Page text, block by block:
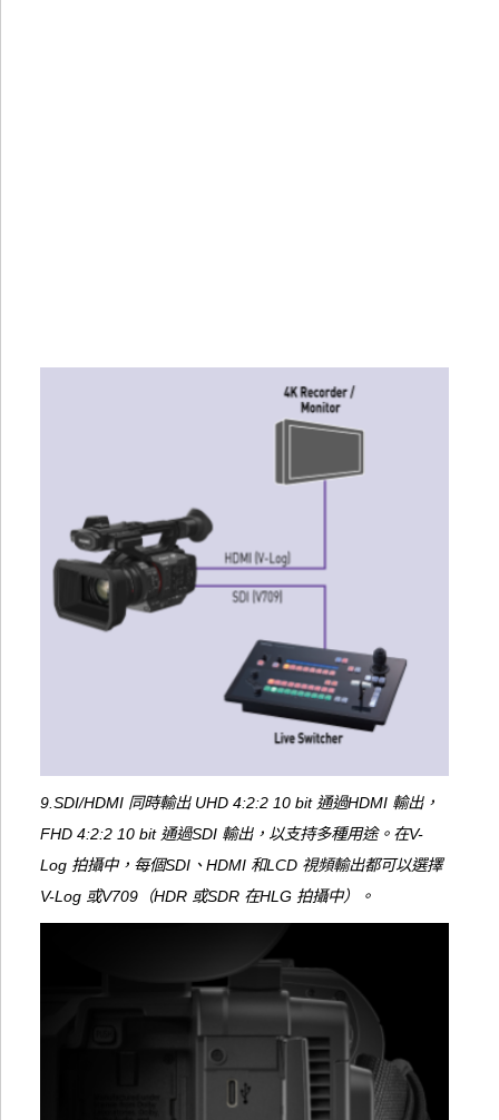
9.SDI/HDMI 同時輸出 UHD 4:2:2 10 bit 通過HDMI 輸出，
FHD 4:2:2 10 bit 通過SDI 輸出，以支持多種用途。在V-
Log 拍攝中，每個SDI、HDMI 和LCD 視頻輸出都可以選擇
V-Log 或V709（HDR 或SDR 在HLG 拍攝中）。